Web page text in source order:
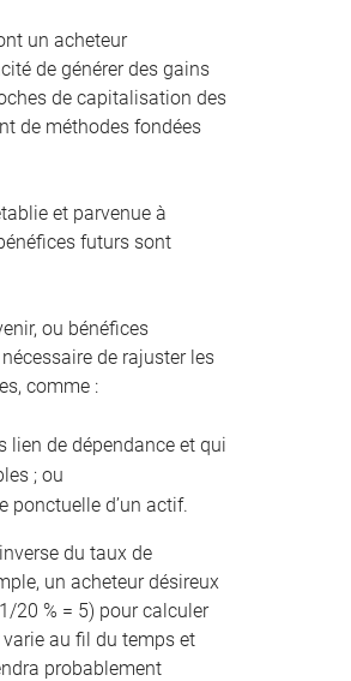
un acheteur
de générer des gains
de capitalisation des
de méthodes fondées
et parvenue à
futurs sont
ou bénéfices
de rajuster les
comme :
lien de dépendance et qui
; ou
ponctuelle d’un actif.
du taux de
un acheteur désireux
20 % = 5) pour calculer
varie au fil du temps et
probablement